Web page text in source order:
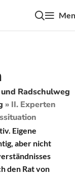
Radschulweg
» II. Experten
Eigene
aber nicht
den Rat von